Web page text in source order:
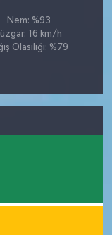
Nem: %93
16 km/h
Olasılığı: %79